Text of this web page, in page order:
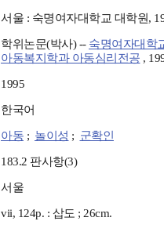
서울 : 숙명여자대학교 대학원,
학위논문(박사) -- 숙명여자대학
아동복지학과 아동심리전공 ,
1995
한국어
아동 ; 놀이성 ; 군확인
183.2 판사항(3)
서울
vii, 124p. : 삽도 ; 26cm.